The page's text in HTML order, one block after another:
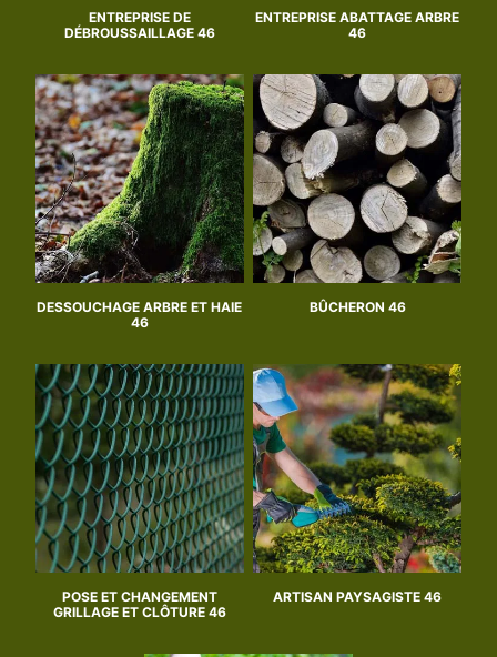
ENTREPRISE DE
DÉBROUSSAILLAGE 46
ENTREPRISE ABATTAGE ARBRE
46
DESSOUCHAGE ARBRE ET HAIE
46
BÛCHERON 46
POSE ET CHANGEMENT
GRILLAGE ET CLÔTURE 46
ARTISAN PAYSAGISTE 46